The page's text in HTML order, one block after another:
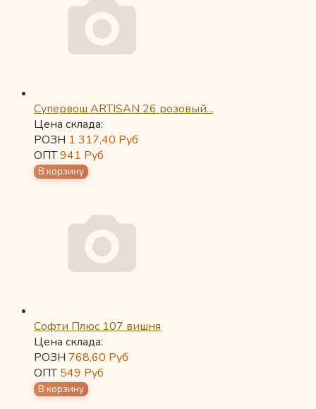
Супервош ARTISAN 26 розовый...
Цена склада:
РОЗН 1 317,40 Руб
ОПТ941 Руб
Софти Плюс 107 вишня
Цена склада:
РОЗН 768,60 Руб
ОПТ549 Руб